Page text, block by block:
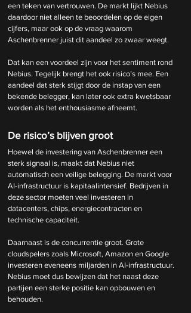
een teken van vertrouwen. De markt lijkt Nebius
daardoor niet alleen te beoordelen op de eigen
cijfers, maar ook op de vraag waarom
Aschenbrenner juist dit aandeel zo zwaar weegt.
Dat kan een voordeel zijn voor het sentiment rond
Nebius. Tegelijk brengt het ook risico’s mee. Een
aandeel dat sterk stijgt door de instap van een
bekende belegger, kan later ook extra kwetsbaar
worden als het enthousiasme afneemt.
De risico’s blijven groot
Hoewel de investering van Aschenbrenner een
sterk signaal is, maakt dat Nebius niet
automatisch een veilige belegging. De markt voor
AI-infrastructuur is kapitaalintensief. Bedrijven in
deze sector moeten veel investeren in
datacenters, chips, energiecontracten en
technische capaciteit.
Daarnaast is de concurrentie groot. Grote
cloudspelers zoals Microsoft, Amazon en Google
investeren eveneens miljarden in AI-infrastructuur.
Nebius moet dus bewijzen dat het naast deze
partijen een sterke positie kan opbouwen en
behouden.